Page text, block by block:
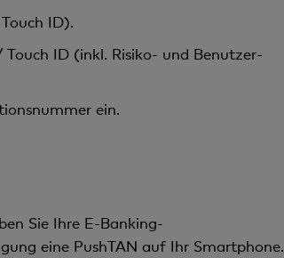
ID).
ID (inkl. Risiko- und Benutzer-
ein.
Sie Ihre E-Banking-
eine PushTAN auf Ihr Smartphone.